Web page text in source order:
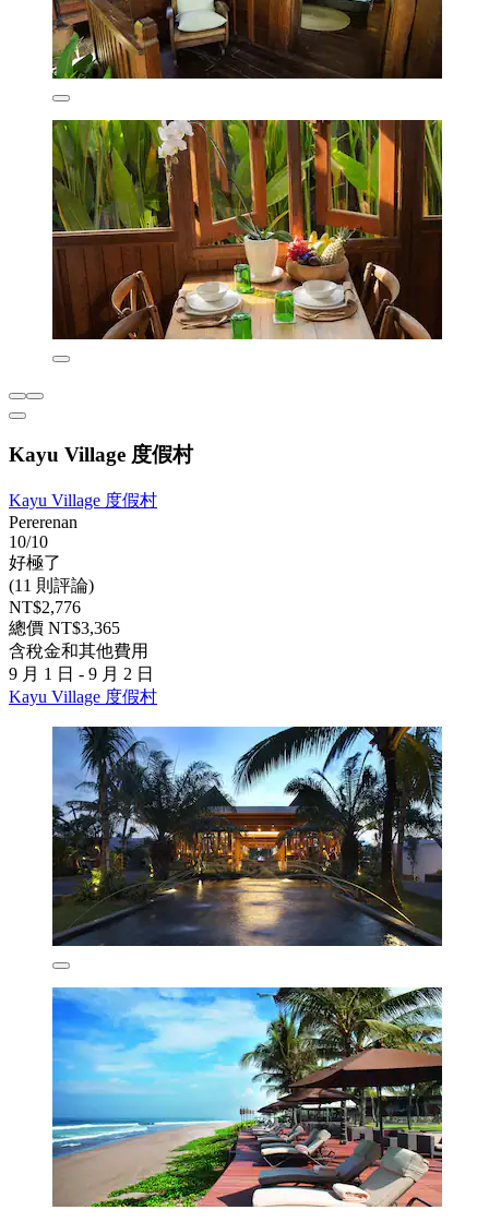
Kayu Village 度假村
Kayu Village 度假村
Pererenan
10/10
好極了
(11 則評論)
NT$2,776
總價 NT$3,365
含稅金和其他費用
9 月 1 日 - 9 月 2 日
Kayu Village 度假村